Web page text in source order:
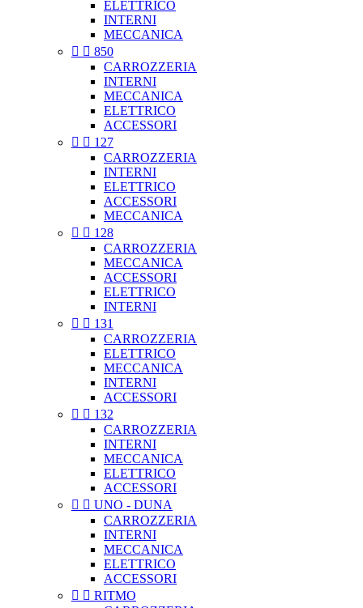
ELETTRICO
INTERNI
MECCANICA
  850
CARROZZERIA
INTERNI
MECCANICA
ELETTRICO
ACCESSORI
  127
CARROZZERIA
INTERNI
ELETTRICO
ACCESSORI
MECCANICA
  128
CARROZZERIA
MECCANICA
ACCESSORI
ELETTRICO
INTERNI
  131
CARROZZERIA
ELETTRICO
MECCANICA
INTERNI
ACCESSORI
  132
CARROZZERIA
INTERNI
MECCANICA
ELETTRICO
ACCESSORI
  UNO - DUNA
CARROZZERIA
INTERNI
MECCANICA
ELETTRICO
ACCESSORI
  RITMO